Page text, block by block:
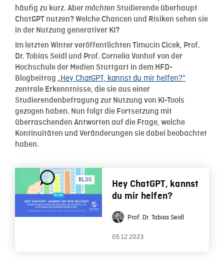
häufig zu kurz. Abermöchten Studierende überhaupt
ChatGPT nutzen? Welche Chancen und Risiken sehen sie
in der Nutzung generativer KI?
Im letzten Winter veröffentlichten Timucin Cicek, Prof.
Dr. Tobias Seidl und Prof. Cornelia Vonhof von der
Hochschule der Medien Stuttgart in dem HFD-
Blogbeitrag „Hey ChatGPT, kannst du mir helfen?“
zentrale Erkenntnisse, die sie aus einer
Studierendenbefragung zur Nutzung von KI-Tools
gezogen haben. Nun folgt die Fortsetzung mit
überraschenden Antworten auf die Frage, welche
Kontinuitäten und Veränderungen sie dabei beobachtet
haben.
BLOG
Hey ChatGPT, kannst
du mir helfen?
Prof. Dr. Tobias Seidl
05.12.2023